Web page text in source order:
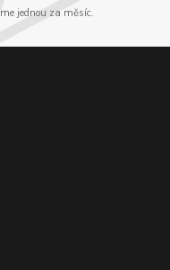
jednou za měsíc.